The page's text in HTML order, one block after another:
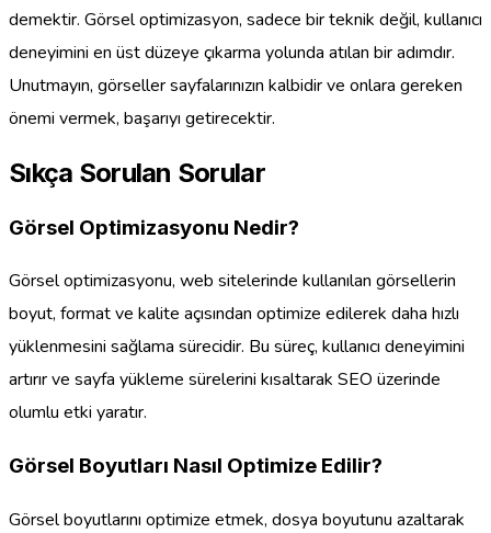
demektir. Görsel optimizasyon, sadece bir teknik değil, kullanıcı
deneyimini en üst düzeye çıkarma yolunda atılan bir adımdır.
Unutmayın, görseller sayfalarınızın kalbidir ve onlara gereken
önemi vermek, başarıyı getirecektir.
Sıkça Sorulan Sorular
Görsel Optimizasyonu Nedir?
Görsel optimizasyonu, web sitelerinde kullanılan görsellerin
boyut, format ve kalite açısından optimize edilerek daha hızlı
yüklenmesini sağlama sürecidir. Bu süreç, kullanıcı deneyimini
artırır ve sayfa yükleme sürelerini kısaltarak SEO üzerinde
olumlu etki yaratır.
Görsel Boyutları Nasıl Optimize Edilir?
Görsel boyutlarını optimize etmek, dosya boyutunu azaltarak